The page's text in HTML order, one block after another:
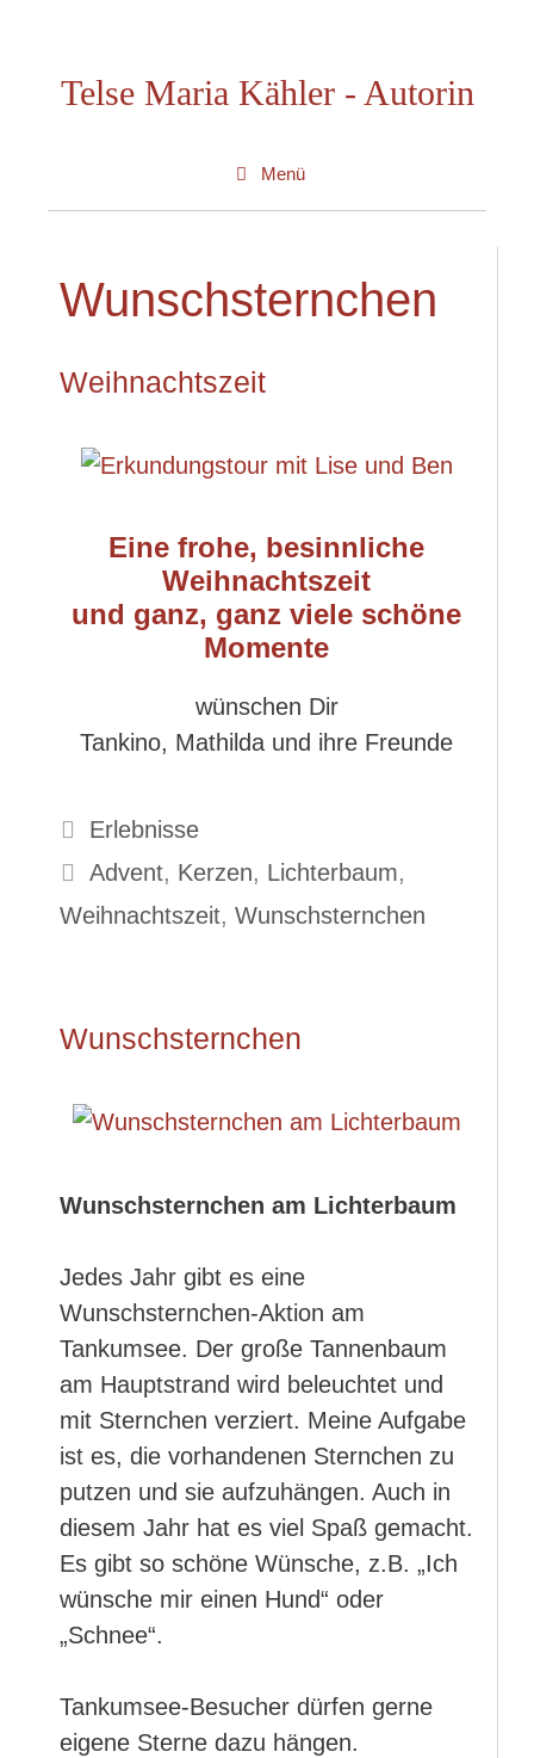
springenTelse Maria Kähler - Autorin
Menü
Wunschsternchen
Weihnachtszeit
Eine frohe, besinnliche
Weihnachtszeit
und ganz, ganz viele schöne
Momente
wünschen Dir
Tankino, Mathilda und ihre Freunde
Kategorien
Erlebnisse
Schlagwörter
Advent, Kerzen, Lichterbaum,
Weihnachtszeit, Wunschsternchen
Wunschsternchen
Wunschsternchen am Lichterbaum
Jedes Jahr gibt es eine
Wunschsternchen-Aktion am
Tankumsee. Der große Tannenbaum
am Hauptstrand wird beleuchtet und
mit Sternchen verziert. Meine Aufgabe
ist es, die vorhandenen Sternchen zu
putzen und sie aufzuhängen. Auch in
diesem Jahr hat es viel Spaß gemacht.
Es gibt so schöne Wünsche, z.B. „Ich
wünsche mir einen Hund“ oder
„Schnee“.
Tankumsee-Besucher dürfen gerne
eigene Sterne dazu hängen.